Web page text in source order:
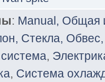
: Manual,
Стекла,
,
, Система